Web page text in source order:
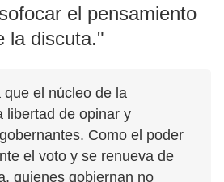
el pensamiento
la discuta."
el núcleo de la
libertad de opinar y
Como el poder
el voto y se renueva de
quienes gobiernan no